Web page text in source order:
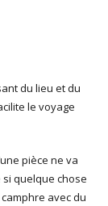
du lieu et du
le voyage
pièce ne va
si quelque chose
avec du